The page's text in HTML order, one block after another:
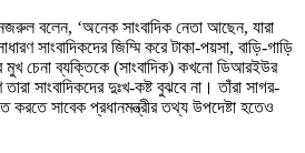
বলেন, ‘অনেক সাংবাদিক নেতা আছেন, যারা
সাংবাদিকদের জিম্মি করে টাকা-পয়সা, বাড়ি-গাড়ি
চেনা ব্যক্তিকে (সাংবাদিক) কখনো ডিআরইউর
সাংবাদিকদের দুঃখ-কষ্ট বুঝবে না। তাঁরা সাগর-
করতে সাবেক প্রধানমন্ত্রীর তথ্য উপদেষ্টা হতেও